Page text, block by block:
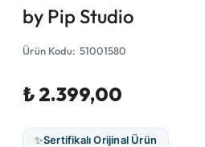
by Pip Studio
Ürün Kodu: 51001580
₺ 2.399,00
✨Sertifikalı Orijinal Ürün